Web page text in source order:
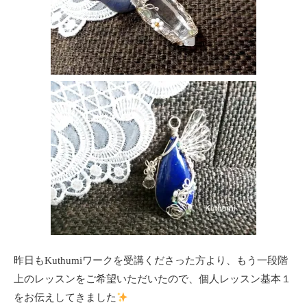
昨日もKuthumiワークを受講くださった方より、もう一段階
上のレッスンをご希望いただいたので、個人レッスン基本１
をお伝えしてきました